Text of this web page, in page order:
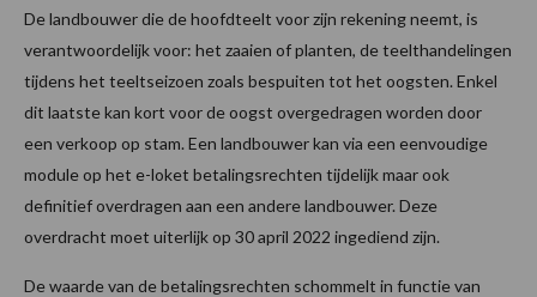
De landbouwer die de hoofdteelt voor zijn rekening neemt, is
verantwoordelijk voor: het zaaien of planten, de teelthandelingen
tijdens het teeltseizoen zoals bespuiten tot het oogsten. Enkel
dit laatste kan kort voor de oogst overgedragen worden door
een verkoop op stam. Een landbouwer kan via een eenvoudige
module op het e-loket betalingsrechten tijdelijk maar ook
definitief overdragen aan een andere landbouwer. Deze
overdracht moet uiterlijk op 30 april 2022 ingediend zijn.
De waarde van de betalingsrechten schommelt in functie van